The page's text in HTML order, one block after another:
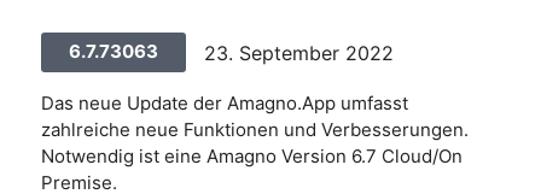
6.7.73063 23. September 2022
Das neue Update der Amagno.App umfasst
zahlreiche neue Funktionen und Verbesserungen.
Notwendig ist eine Amagno Version 6.7 Cloud/On
Premise.